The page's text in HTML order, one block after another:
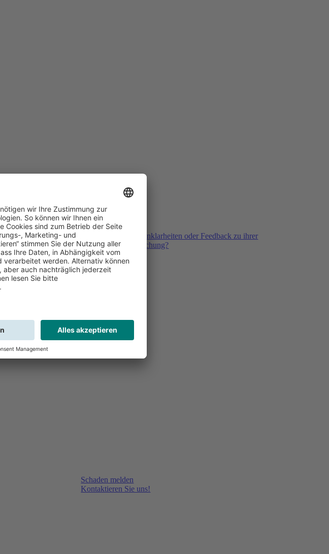
Feedback
Sie haben Fragen, Unklarheiten oder Feedback zu ihrer
zurückliegenden Buchung?
Schaden melden
Kontaktieren Sie uns!